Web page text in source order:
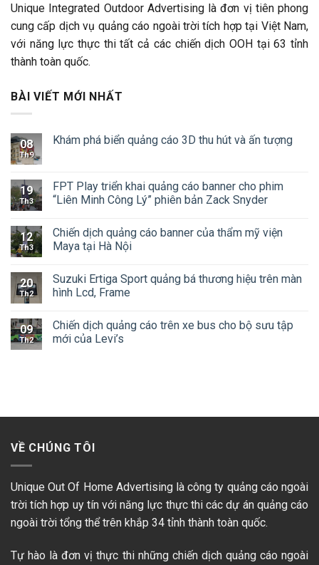
Unique Integrated Outdoor Advertising là đơn vị tiên phong
cung cấp dịch vụ quảng cáo ngoài trời tích hợp tại Việt Nam,
với năng lực thực thi tất cả các chiến dịch OOH tại 63 tỉnh
thành toàn quốc.
BÀI VIẾT MỚI NHẤT
08
Th9
Khám phá biển quảng cáo 3D thu hút và ấn tượng
19
Th3
FPT Play triển khai quảng cáo banner cho phim
“Liên Minh Công Lý” phiên bản Zack Snyder
12
Th3
Chiến dịch quảng cáo banner của thẩm mỹ viện
Maya tại Hà Nội
20
Th2
Suzuki Ertiga Sport quảng bá thương hiệu trên màn
hình Lcd, Frame
09
Th2
Chiến dịch quảng cáo trên xe bus cho bộ sưu tập
mới của Levi’s
VỀ CHÚNG TÔI
Unique Out Of Home Advertising là công ty quảng cáo ngoài
trời tích hợp uy tín với năng lực thực thi các dự án quảng cáo
ngoài trời tổng thể trên khắp 34 tỉnh thành toàn quốc.
Tự hào là đơn vị thực thi những chiến dịch quảng cáo ngoài